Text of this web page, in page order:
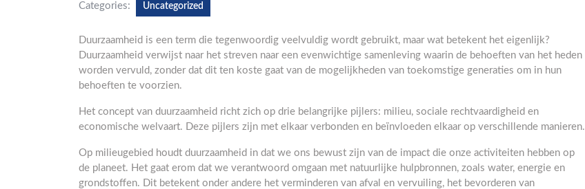
Categories: Uncategorized
Duurzaamheid is een term die tegenwoordig veelvuldig wordt gebruikt, maar wat betekent het eigenlijk?
Duurzaamheid verwijst naar het streven naar een evenwichtige samenleving waarin de behoeften van het heden
worden vervuld, zonder dat dit ten koste gaat van de mogelijkheden van toekomstige generaties om in hun
behoeften te voorzien.
Het concept van duurzaamheid richt zich op drie belangrijke pijlers: milieu, sociale rechtvaardigheid en
economische welvaart. Deze pijlers zijn met elkaar verbonden en beïnvloeden elkaar op verschillende manieren.
Op milieugebied houdt duurzaamheid in dat we ons bewust zijn van de impact die onze activiteiten hebben op
de planeet. Het gaat erom dat we verantwoord omgaan met natuurlijke hulpbronnen, zoals water, energie en
grondstoffen. Dit betekent onder andere het verminderen van afval en vervuiling, het bevorderen van